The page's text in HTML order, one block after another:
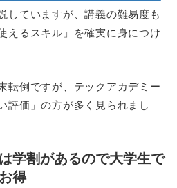
していますが、講義の難易度も
えるスキル」を確実に身につけ
転倒ですが、テックアカデミー
評価」の方が多く見られまし
学割があるので大学生で
得